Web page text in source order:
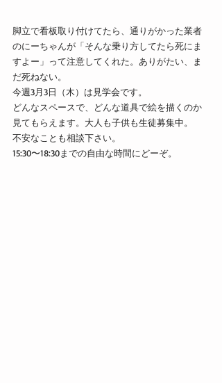
脚立で看板取り付けてたら、通りがかった業者
のにーちゃんが「そんな乗り方してたら死にま
すよー」って注意してくれた。ありがたい、ま
だ死ねない。
今週3月3日（木）は見学会です。
どんなスペースで、どんな道具で絵を描くのか
見てもらえます。大人も子供も生徒募集中。
不安なことも相談下さい。
15:30〜18:30までの自由な時間にどーぞ。